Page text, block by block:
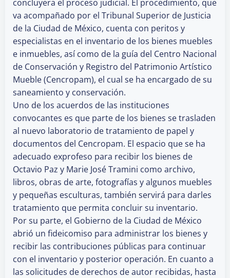
concluyera el proceso judicial. El procedimiento, que
va acompañado por el Tribunal Superior de Justicia
de la Ciudad de México, cuenta con peritos y
especialistas en el inventario de los bienes muebles
e inmuebles, así como de la guía del Centro Nacional
de Conservación y Registro del Patrimonio Artístico
Mueble (Cencropam), el cual se ha encargado de su
saneamiento y conservación.
Uno de los acuerdos de las instituciones
convocantes es que parte de los bienes se trasladen
al nuevo laboratorio de tratamiento de papel y
documentos del Cencropam. El espacio que se ha
adecuado exprofeso para recibir los bienes de
Octavio Paz y Marie José Tramini como archivo,
libros, obras de arte, fotografías y algunos muebles
y pequeñas esculturas, también servirá para darles
tratamiento que permita concluir su inventario.
Por su parte, el Gobierno de la Ciudad de México
abrió un fideicomiso para administrar los bienes y
recibir las contribuciones públicas para continuar
con el inventario y posterior operación. En cuanto a
las solicitudes de derechos de autor recibidas, hasta